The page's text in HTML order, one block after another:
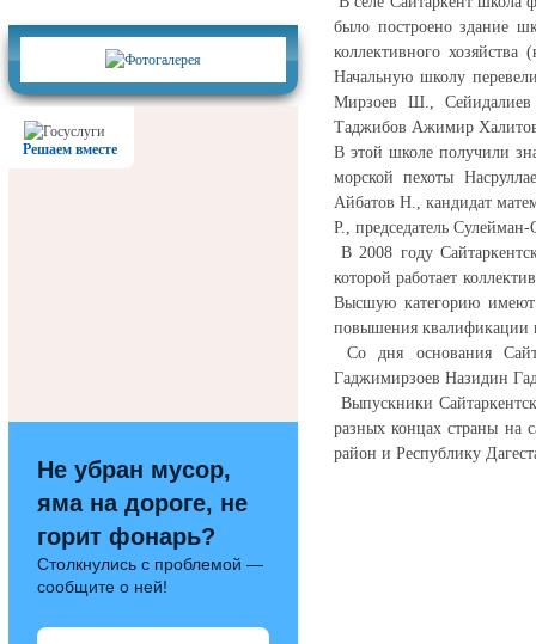
Решаем вместе
Не убран мусор,
яма на дороге, не
горит фонарь?
Столкнулись с проблемой —
сообщите о ней!
было построено здание
коллективного
Начальную школу
Мирзоев Ш., Сейидалиев
Таджибов Ажимир
В этой школе получили
морской пехоты
Айбатов Н., кандидат
Р., председатель
В 2008 году
которой работает
Высшую категорию
повышения квалификации
Со дня основания
Гаджимирзоев Назидин
Выпускники
разных концах страны на
район и Республику